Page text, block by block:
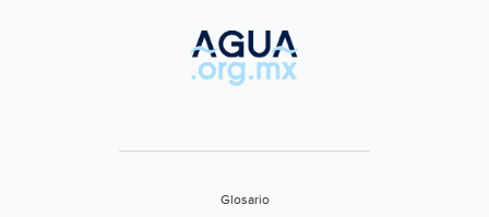
Glosario